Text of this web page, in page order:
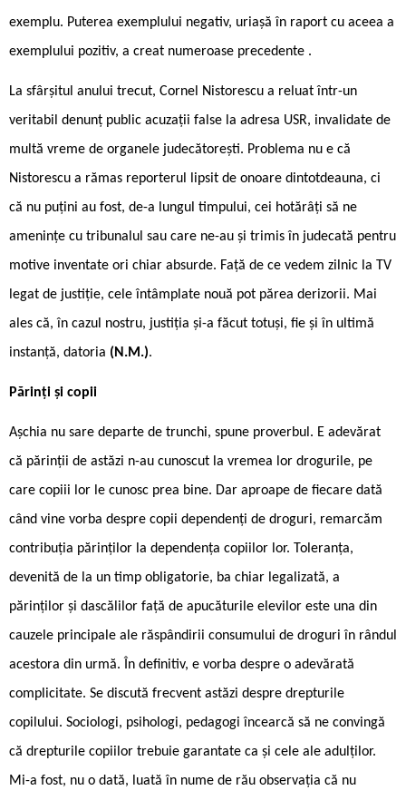
exemplu. Puterea exemplului negativ, uriașă în raport cu aceea a
exemplului pozitiv, a creat numeroase precedente .
La sfârșitul anului trecut, Cornel Nistorescu a reluat într-un
veritabil denunț public acuzații false la adresa USR, invalidate de
multă vreme de organele judecătorești. Problema nu e că
Nistorescu a rămas reporterul lipsit de onoare dintotdeauna, ci
că nu puțini au fost, de-a lungul timpului, cei hotărâți să ne
amenințe cu tribunalul sau care ne-au și trimis în judecată pentru
motive inventate ori chiar absurde. Față de ce vedem zilnic la TV
legat de justiție, cele întâmplate nouă pot părea derizorii. Mai
ales că, în cazul nostru, justiția și-a făcut totuși, fie și în ultimă
instanță, datoria (N.M.).
Părinți și copii
Așchia nu sare departe de trunchi, spune proverbul. E adevărat
că părinții de astăzi n-au cunoscut la vremea lor drogurile, pe
care copiii lor le cunosc prea bine. Dar aproape de fiecare dată
când vine vorba despre copii dependenți de droguri, remarcăm
contribuția părinților la dependența copiilor lor. Toleranța,
devenită de la un timp obligatorie, ba chiar legalizată, a
părinților și dascălilor față de apucăturile elevilor este una din
cauzele principale ale răspândirii consumului de droguri în rândul
acestora din urmă. În definitiv, e vorba despre o adevărată
complicitate. Se discută frecvent astăzi despre drepturile
copilului. Sociologi, psihologi, pedagogi încearcă să ne convingă
că drepturile copiilor trebuie garantate ca și cele ale adulților.
Mi-a fost, nu o dată, luată în nume de rău observația că nu